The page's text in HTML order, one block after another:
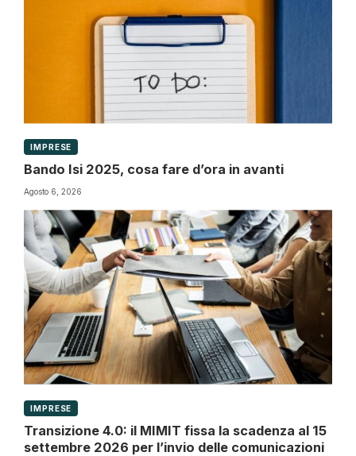
IMPRESE
Bando Isi 2025, cosa fare d’ora in avanti
Agosto 6, 2026
IMPRESE
Transizione 4.0: il MIMIT fissa la scadenza al 15
settembre 2026 per l’invio delle comunicazioni